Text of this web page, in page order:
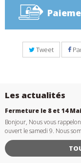
Tweet
Les actualités
Fermeture le 8 et 14 Mai
Bonjour, Nous vous
ouvert le samedi 9. Nous